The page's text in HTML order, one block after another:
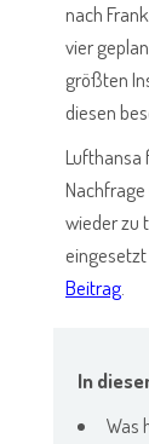
nach
vier
größten
diesen
Lufthansa
wieder zu
eingesetzt
Beitrag
In
Was